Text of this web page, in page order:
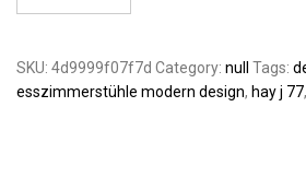
SKU: 4d9999f07f7d Category: null Tags:
esszimmerstühle modern design, hay j 77,